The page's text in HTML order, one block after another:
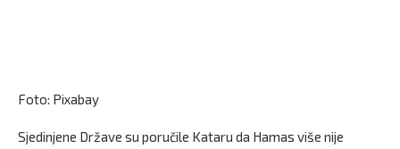
Foto: Pixabay
Sjedinjene Države su poručile Kataru da Hamas više nije